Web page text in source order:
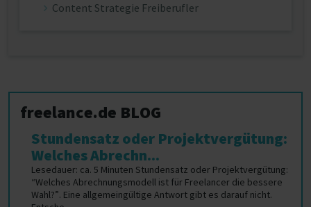
Content Strategie Freiberufler
freelance.de BLOG
Stundensatz oder Projektvergütung:
Welches Abrechn...
Lesedauer: ca. 5 Minuten Stundensatz oder Projektvergütung:
“Welches Abrechnungsmodell ist für Freelancer die bessere
Wahl?”. Eine allgemeingültige Antwort gibt es darauf nicht.